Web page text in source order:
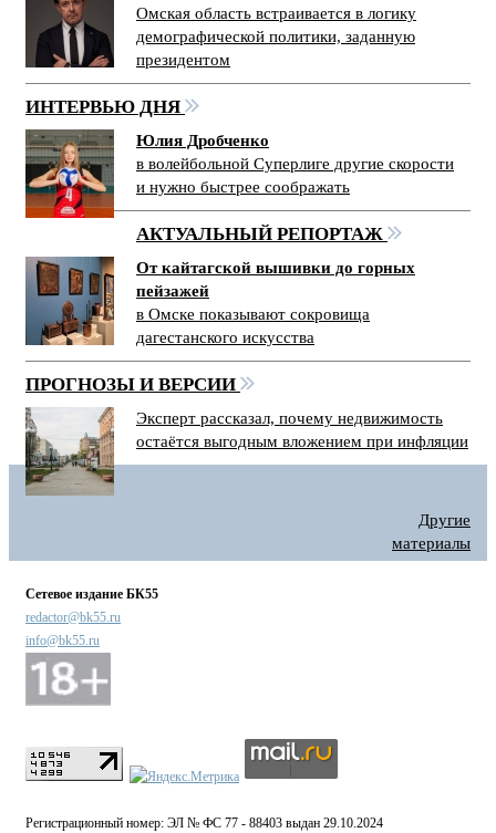
Омская область встраивается в логику
демографической политики, заданную
президентом
ИНТЕРВЬЮ ДНЯ
Юлия Дробченко
в волейбольной Суперлиге другие скорости
и нужно быстрее соображать
АКТУАЛЬНЫЙ РЕПОРТАЖ
От кайтагской вышивки до горных
пейзажей
в Омске показывают сокровища
дагестанского искусства
ПРОГНОЗЫ И ВЕРСИИ
Эксперт рассказал, почему недвижимость
остаётся выгодным вложением при инфляции
Другие
материалы
Сетевое издание БК55
redactor@bk55.ru
info@bk55.ru
Регистрационный номер: ЭЛ № ФС 77 - 88403 выдан 29.10.2024